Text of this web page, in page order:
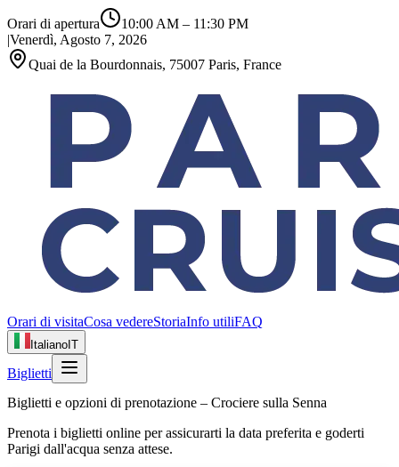
Orari di apertura 10:00 AM – 11:30 PM
|Venerdì, Agosto 7, 2026
Quai de la Bourdonnais, 75007 Paris, France
Orari di visitaCosa vedereStoriaInfo utiliFAQ
Italiano IT
Biglietti
Biglietti e opzioni di prenotazione – Crociere sulla Senna
Prenota i biglietti online per assicurarti la data preferita e goderti
Parigi dall'acqua senza attese.